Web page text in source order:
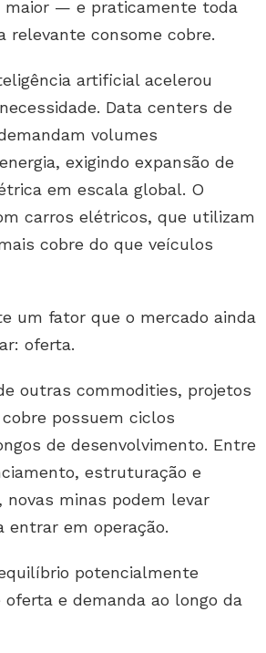
maior — e praticamente toda
relevante consome cobre.
artificial acelerou
Data centers de
volumes
exigindo expansão de
em escala global. O
carros elétricos, que utilizam
cobre do que veículos
um fator que o mercado ainda
oferta.
outras commodities, projetos
possuem ciclos
de desenvolvimento. Entre
estruturação e
novas minas podem levar
entrar em operação.
potencialmente
e demanda ao longo da